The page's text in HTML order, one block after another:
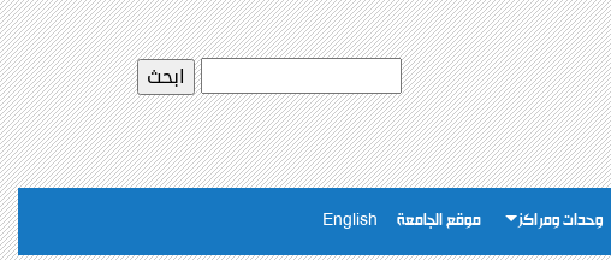
وحدات ومراكز موقع الجامعة English